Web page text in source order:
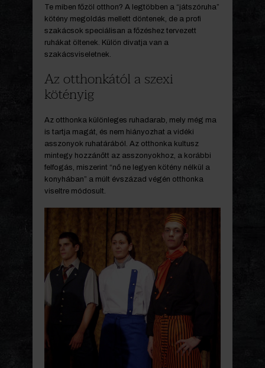
Te miben főzöl otthon? A legtöbben a “játszóruha”
kötény megoldás mellett döntenek, de a profi
szakácsok speciálisan a főzéshez tervezett
ruhákat öltenek. Külön divatja van a
szakácsviseletnek.
Az otthonkától a szexi
kötényig
Az otthonka különleges ruhadarab, mely még ma
is tartja magát, és nem hiányozhat a vidéki
asszonyok ruhatárából. Az otthonka kultusz
mintegy hozzánőtt az asszonyokhoz, a korábbi
felfogás, miszerint “nő ne legyen kötény nélkül a
konyhában” a múlt évszázad végén otthonka
viseltre módosult.